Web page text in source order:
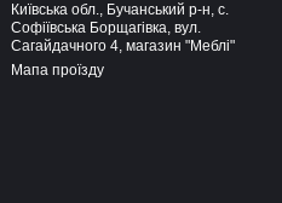
Київська обл., Бучанський р-н, с.
Софіївська Борщагівка, вул.
Сагайдачного 4, магазин "Меблі"
Мапа проїзду